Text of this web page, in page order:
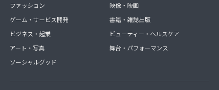
ファッション
ゲーム・サービス開発
ビジネス・起業
アート・写真
ソーシャルグッド
映像・映画
書籍・雑誌出版
ビューティー・ヘルスケア
舞台・パフォーマンス